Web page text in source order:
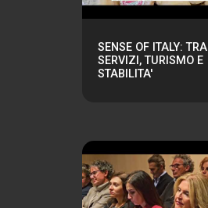
SENSE OF ITALY: TRA
SERVIZI, TURISMO E
STABILITA'